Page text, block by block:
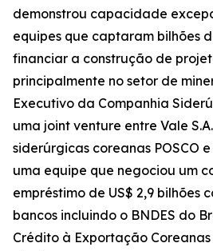
demonstrou capacidade
equipes que captaram bilhões
financiar a construção de
principalmente no setor de
Executivo da Companhia
uma joint venture entre Vale
siderúrgicas coreanas POSCO
uma equipe que negociou um
empréstimo de US$ 2,9 bilhões
bancos incluindo o BNDES do
Crédito à Exportação